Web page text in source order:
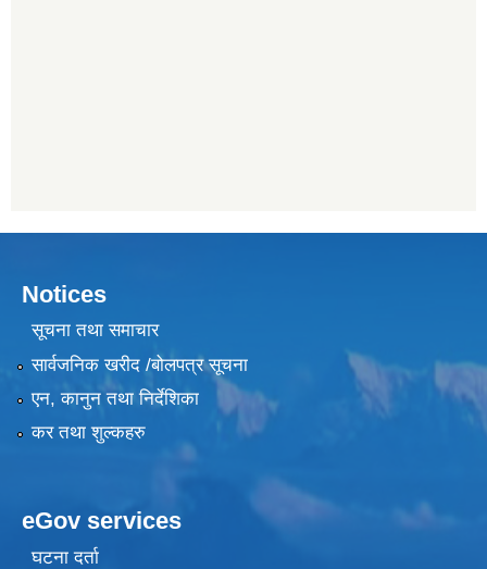
Notices
सूचना तथा समाचार
सार्वजनिक खरीद /बोलपत्र सूचना
एन, कानुन तथा निर्देशिका
कर तथा शुल्कहरु
eGov services
घटना दर्ता